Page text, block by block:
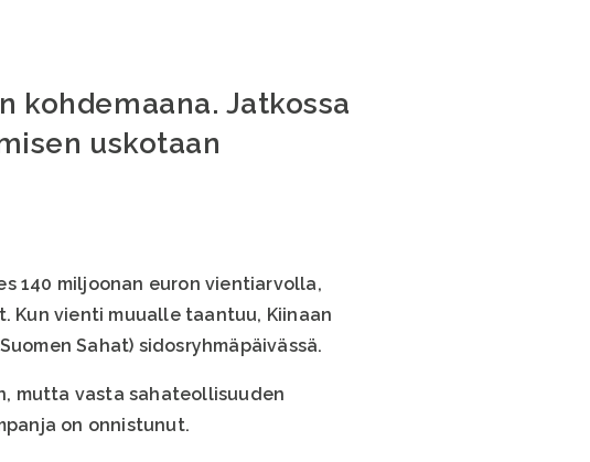
kohdemaana. Jatkossa
uskotaan
140 miljoonan euron vientiarvolla,
Kun vienti muualle taantuu, Kiinaan
Sahat) sidosryhmäpäivässä.
mutta vasta sahateollisuuden
on onnistunut.